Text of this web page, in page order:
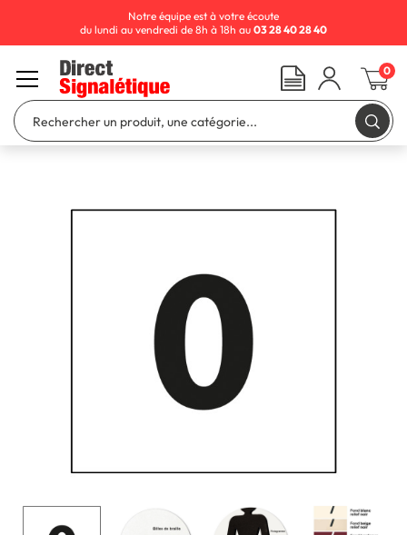
Notre équipe est à votre écoute
du lundi au vendredi de 8h à 18h au 03 28 40 28 40
0